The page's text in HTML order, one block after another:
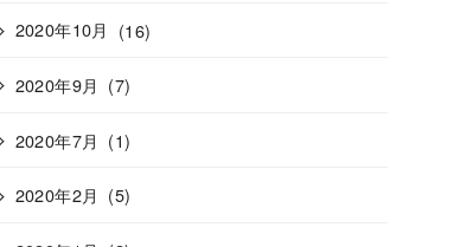
2020年10月 (16)
2020年9月 (7)
2020年7月 (1)
2020年2月 (5)